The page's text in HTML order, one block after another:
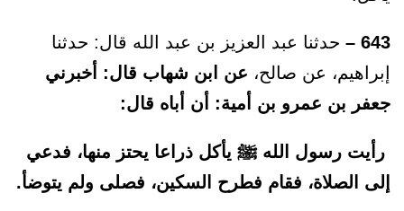
643 –
حدثنا عبد العزيز بن عبد الله قال: حدثنا
إبراهيم، عن صالح، عن ابن شهاب قال: أخبرني
جعفر بن عمرو بن أمية: أن أباه قال:
رأيت رسول الله ﷺ يأكل ذراعا يحتز منها، فدعي
إلى الصلاة، فقام فطرح السكين، فصلى ولم يتوضأ.